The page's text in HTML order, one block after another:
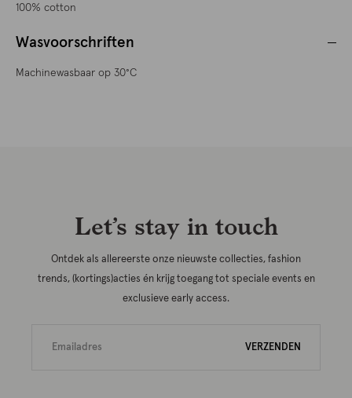
100% cotton
Wasvoorschriften
Machinewasbaar op 30°C
Let’s stay in touch
Ontdek als allereerste onze nieuwste collecties, fashion
trends, (kortings)acties én krijg toegang tot speciale events en
exclusieve early access.
VERZENDEN